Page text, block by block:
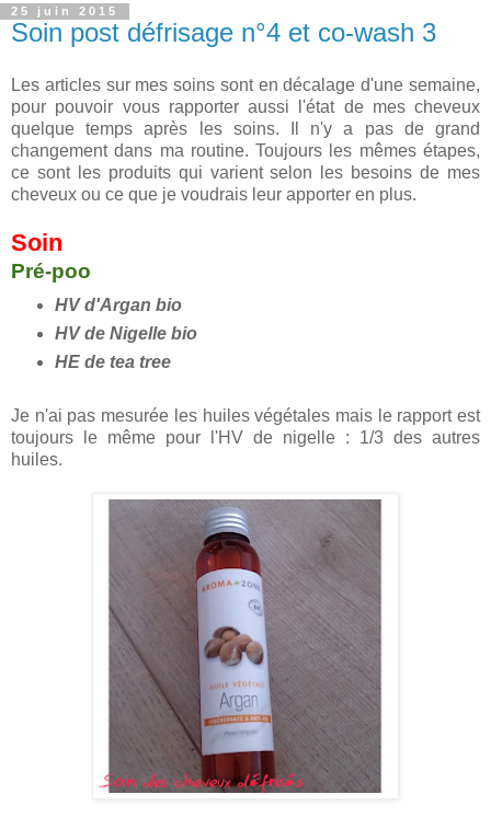
25 juin 2015
Soin post défrisage n°4 et co-wash 3
Les articles sur mes soins sont en décalage d'une semaine,
pour pouvoir vous rapporter aussi l'état de mes cheveux
quelque temps après les soins. Il n'y a pas de grand
changement dans ma routine. Toujours les mêmes étapes,
ce sont les produits qui varient selon les besoins de mes
cheveux ou ce que je voudrais leur apporter en plus.
Soin
Pré-poo
HV d'Argan bio
HV de Nigelle bio
HE de tea tree
Je n'ai pas mesurée les huiles végétales mais le rapport est
toujours le même pour l'HV de nigelle : 1/3 des autres
huiles.